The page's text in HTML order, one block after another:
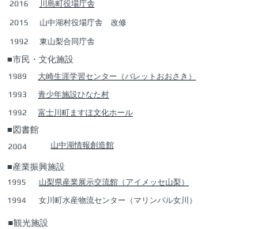
2016 ​川島町役場庁舎
2015 ​山中湖村役場庁舎 改修
1992 東山梨合同庁舎
■市民・文化施設
1989 ​大崎生涯学習センター（パレットおおさき）
1993 青少年施設ひなた村
1992 富士川町ますほ文化ホール
■図書館
2004 山中湖情報創造館
■産業振興施設
1995 山梨県産業展示交流館（アイメッセ山梨）
1994 女川町水産物流センター（マリンパル女川）
■観光施設